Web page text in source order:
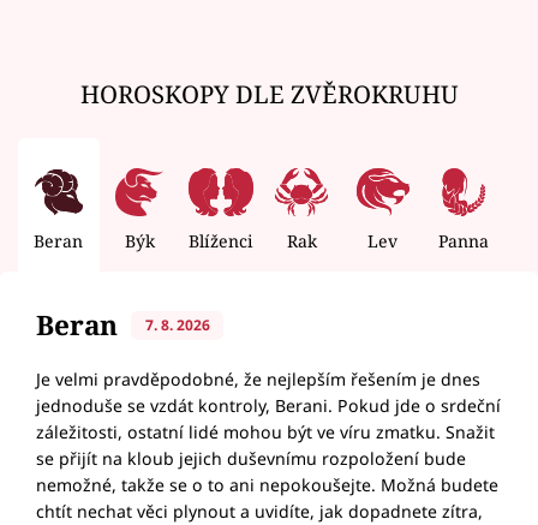
HOROSKOPY DLE ZVĚROKRUHU
Beran Býk Blíženci Rak Lev Panna
Beran 7. 8. 2026
Je velmi pravděpodobné, že nejlepším řešením je dnes
jednoduše se vzdát kontroly, Berani. Pokud jde o srdeční
záležitosti, ostatní lidé mohou být ve víru zmatku. Snažit
se přijít na kloub jejich duševnímu rozpoložení bude
nemožné, takže se o to ani nepokoušejte. Možná budete
chtít nechat věci plynout a uvidíte, jak dopadnete zítra,